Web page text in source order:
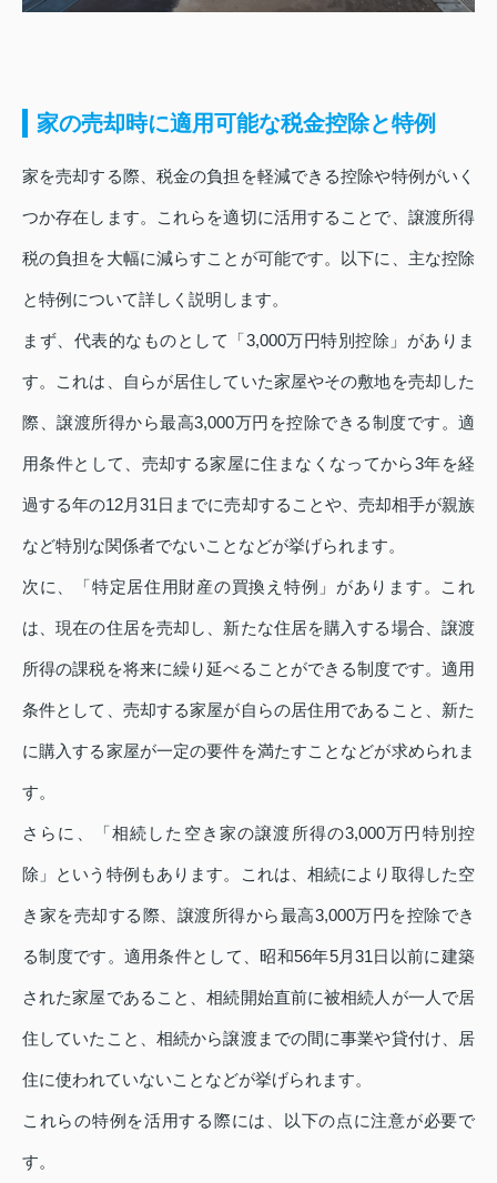
家の売却時に適用可能な税金控除と特例
家を売却する際、税金の負担を軽減できる控除や特例がいく
つか存在します。これらを適切に活用することで、譲渡所得
税の負担を大幅に減らすことが可能です。以下に、主な控除
と特例について詳しく説明します。
まず、代表的なものとして「3,000万円特別控除」がありま
す。これは、自らが居住していた家屋やその敷地を売却した
際、譲渡所得から最高3,000万円を控除できる制度です。適
用条件として、売却する家屋に住まなくなってから3年を経
過する年の12月31日までに売却することや、売却相手が親族
など特別な関係者でないことなどが挙げられます。
次に、「特定居住用財産の買換え特例」があります。これ
は、現在の住居を売却し、新たな住居を購入する場合、譲渡
所得の課税を将来に繰り延べることができる制度です。適用
条件として、売却する家屋が自らの居住用であること、新た
に購入する家屋が一定の要件を満たすことなどが求められま
す。
さらに、「相続した空き家の譲渡所得の3,000万円特別控
除」という特例もあります。これは、相続により取得した空
き家を売却する際、譲渡所得から最高3,000万円を控除でき
る制度です。適用条件として、昭和56年5月31日以前に建築
された家屋であること、相続開始直前に被相続人が一人で居
住していたこと、相続から譲渡までの間に事業や貸付け、居
住に使われていないことなどが挙げられます。
これらの特例を活用する際には、以下の点に注意が必要で
す。